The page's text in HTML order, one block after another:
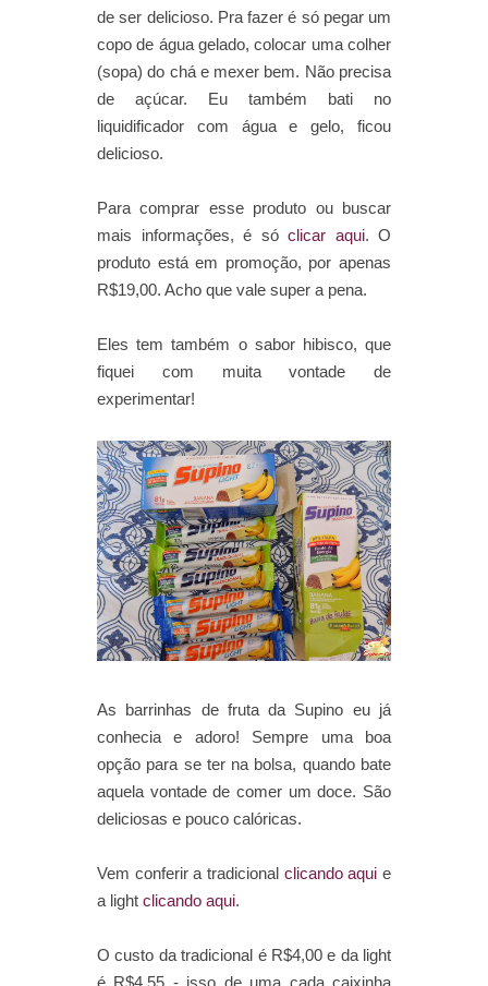
de ser delicioso. Pra fazer é só pegar um
copo de água gelado, colocar uma colher
(sopa) do chá e mexer bem. Não precisa
de açúcar. Eu também bati no
liquidificador com água e gelo, ficou
delicioso.
Para comprar esse produto ou buscar
mais informações, é só clicar aqui. O
produto está em promoção, por apenas
R$19,00. Acho que vale super a pena.
Eles tem também o sabor hibisco, que
fiquei com muita vontade de
experimentar!
As barrinhas de fruta da Supino eu já
conhecia e adoro! Sempre uma boa
opção para se ter na bolsa, quando bate
aquela vontade de comer um doce. São
deliciosas e pouco calóricas.
Vem conferir a tradicional clicando aqui e
a light clicando aqui.
O custo da tradicional é R$4,00 e da light
é R$4,55 - isso de uma cada caixinha